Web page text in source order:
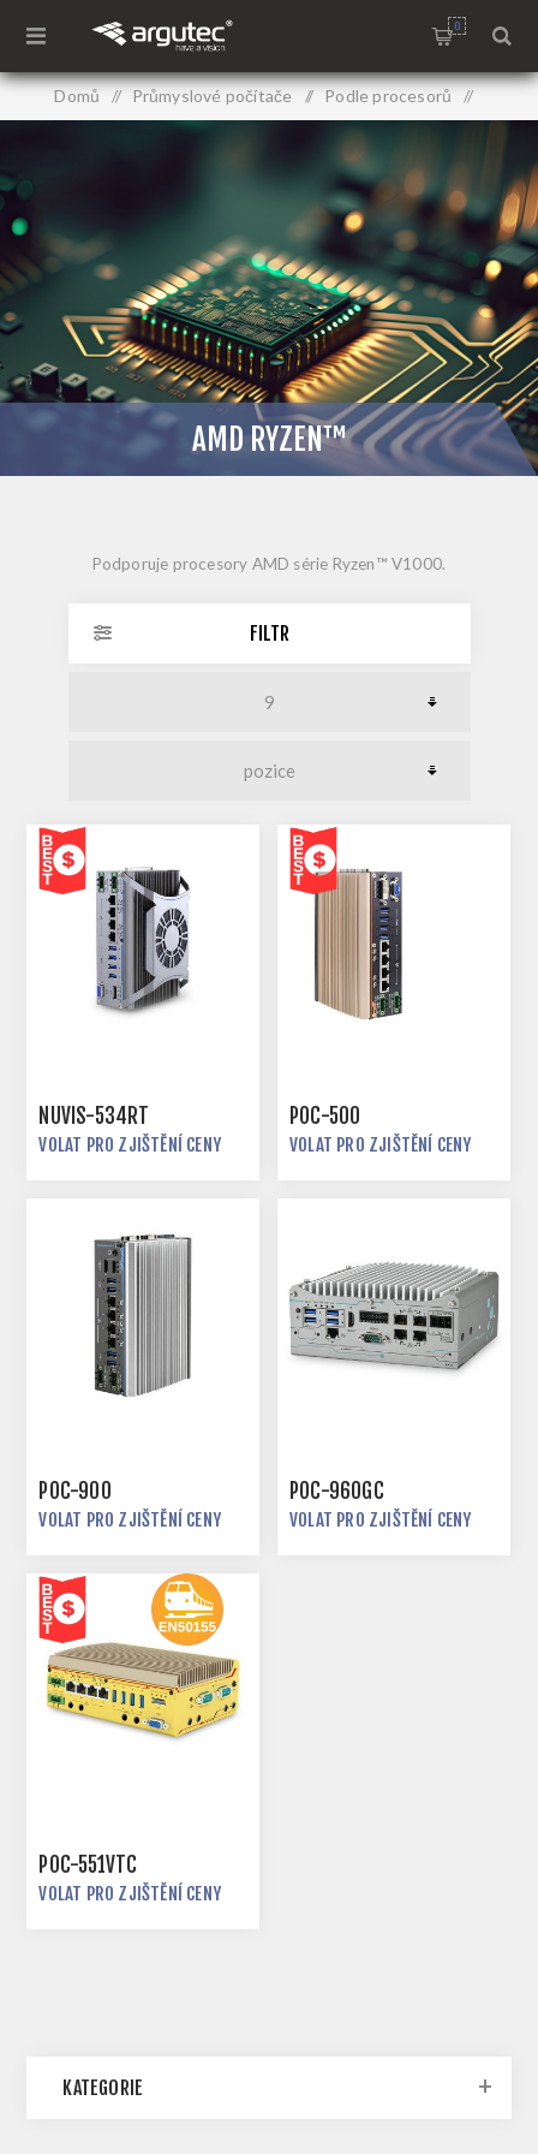
0
Domů / Průmyslové počítače / Podle procesorů /
AMD RYZEN™
Podporuje procesory AMD série Ryzen™ V1000.
FILTR
NUVIS-534RT
VOLAT PRO ZJIŠTĚNÍ CENY
POC-500
VOLAT PRO ZJIŠTĚNÍ CENY
POC-900
VOLAT PRO ZJIŠTĚNÍ CENY
POC-960GC
VOLAT PRO ZJIŠTĚNÍ CENY
POC-551VTC
VOLAT PRO ZJIŠTĚNÍ CENY
KATEGORIE